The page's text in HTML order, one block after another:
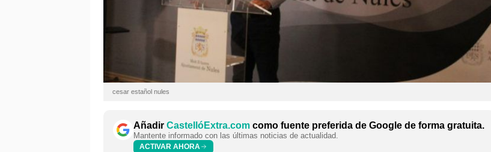
cesar estañol nules
Añadir CastellóExtra.com como fuente preferida de Google de forma gratuita.
Mantente informado con las últimas noticias de actualidad.
ACTIVAR AHORA